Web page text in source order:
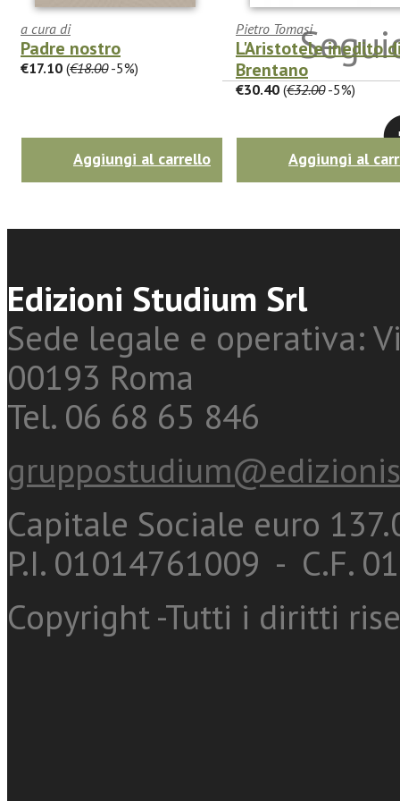
a cura di
Padre nostro
€17.10 (€18.00-5%)
Aggiungi al carrello
Pietro Tomasi
L'Aristotele inedito
Brentano
€30.40 (€32.00-5%)
Aggiungi al
Edizioni Studium Srl
Sede legale e operativa:
00193 Roma
Tel. 06 68 65 846
Capitale Sociale euro
P.I. 01014761009 - C.F.
Copyright -Tutti i diritti